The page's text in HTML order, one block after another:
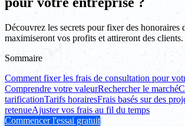
Découvrez les secrets pour fixer des honoraires
maximiseront vos profits et attireront des clients.
Sommaire
Comment fixer les frais de consultation pour
Comprendre votre valeurRechercher le marché
tarificationTarifs horairesFrais basés sur des
retenueAjuster vos frais au fil du temps
Commencer l'essai gratuit